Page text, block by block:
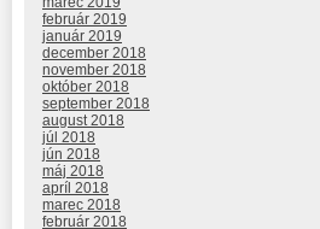
február 2019
január 2019
december 2018
november 2018
október 2018
september 2018
august 2018
júl 2018
jún 2018
máj 2018
apríl 2018
marec 2018
február 2018